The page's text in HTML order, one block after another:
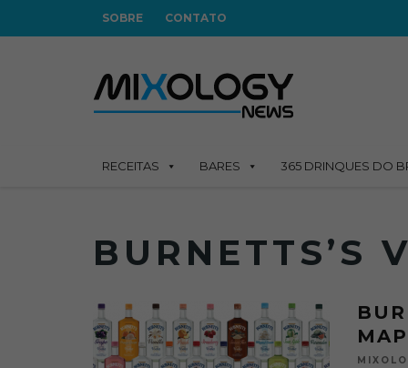
SOBRE CONTATO
RECEITAS BARES 365 DRINQUES DO
BURNETTS’S